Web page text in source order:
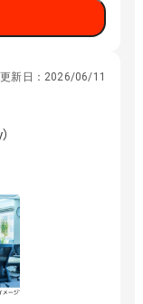
更新日： 2026/06/11